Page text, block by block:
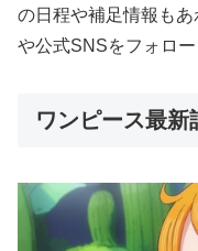
の日程や補足情報も
や公式SNSをフォロー
ワンピース最新